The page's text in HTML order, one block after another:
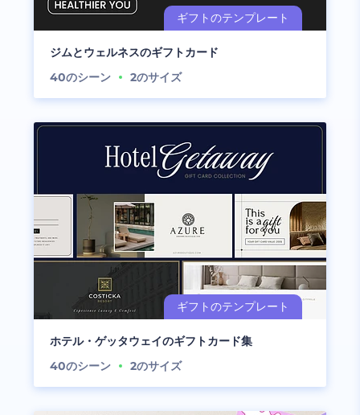
ジムとウェルネスのギフトカード
40のシーン 2のサイズ
ホテル・ゲッタウェイのギフトカード集
40のシーン 2のサイズ